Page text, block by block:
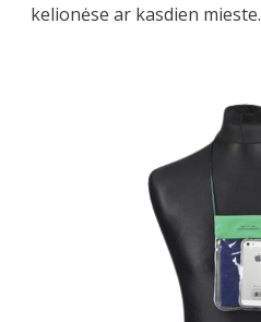
kelionėse ar kasdien mieste.